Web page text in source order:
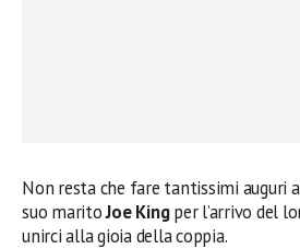
Non resta che fare tantissimi auguri a
suo maritoJoe Kingper l’arrivo del
unirci alla gioia della coppia.